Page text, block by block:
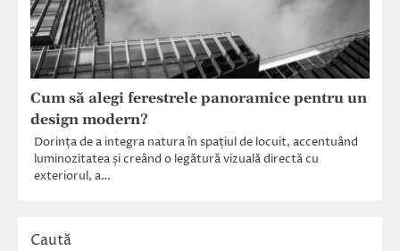
Cum să alegi ferestrele panoramice pentru un
design modern?
Dorința de a integra natura în spațiul de locuit, accentuând
luminozitatea și creând o legătură vizuală directă cu
exteriorul, a…
Caută